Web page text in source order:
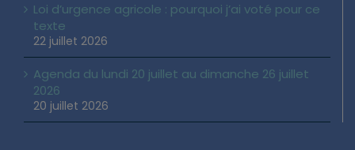
Loi d’urgence agricole : pourquoi j’ai voté pour ce
texte
22 juillet 2026
Agenda du lundi 20 juillet au dimanche 26 juillet
2026
20 juillet 2026